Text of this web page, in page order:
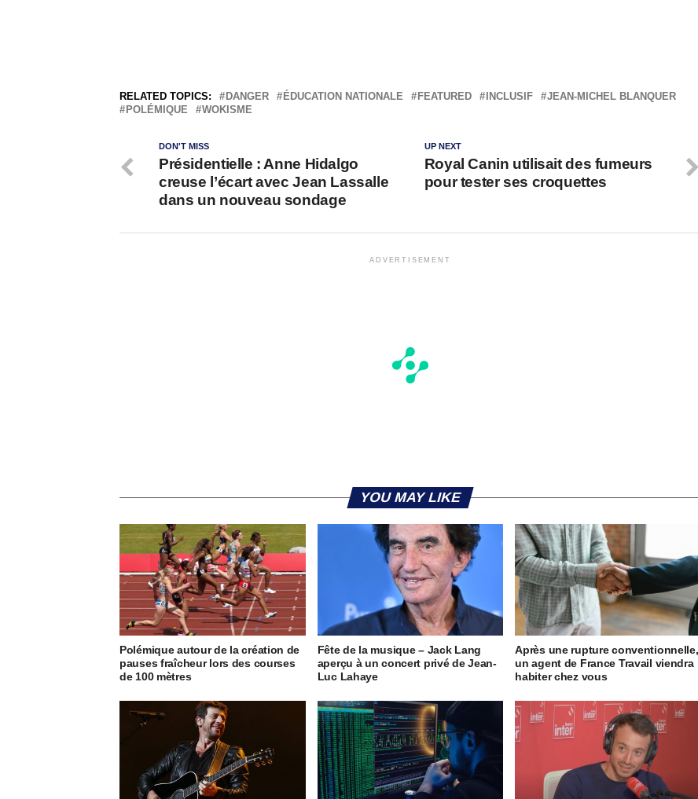
RELATED TOPICS: DANGER ÉDUCATION NATIONALE FEATURED INCLUSIF
JEAN-MICHEL BLANQUER
POLÉMIQUE
WOKISME
UP NEXT
Royal Canin utilisait des fumeurs
pour tester ses croquettes
DON'T MISS
Présidentielle : Anne Hidalgo
creuse l’écart avec Jean Lassalle
dans un nouveau sondage
ADVERTISEMENT
YOU MAY LIKE
Polémique autour de la création de
pauses fraîcheur lors des courses
de 100 mètres
Fête de la musique – Jack Lang
aperçu à un concert privé de Jean-
Luc Lahaye
Après une rupture conventionnelle,
un agent de France Travail viendra
habiter chez vous